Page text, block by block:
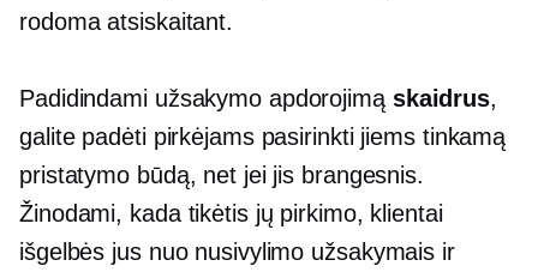
rodoma atsiskaitant.
Padidindami užsakymo apdorojimą skaidrus,
galite padėti pirkėjams pasirinkti jiems tinkamą
pristatymo būdą, net jei jis brangesnis.
Žinodami, kada tikėtis jų pirkimo, klientai
išgelbės jus nuo nusivylimo užsakymais ir